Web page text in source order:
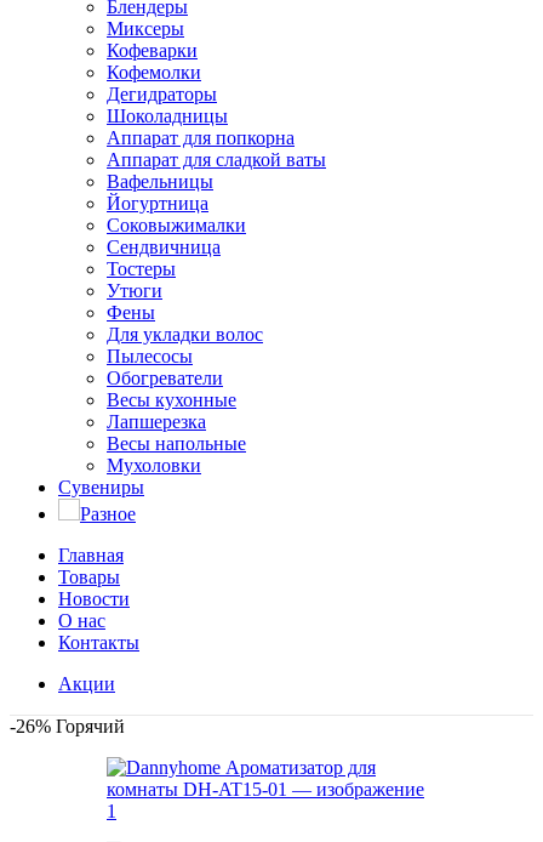
Блендеры
Миксеры
Кофеварки
Кофемолки
Дегидраторы
Шоколадницы
Аппарат для попкорна
Аппарат для сладкой ваты
Вафельницы
Йогуртница
Соковыжималки
Сендвичница
Тостеры
Утюги
Фены
Для укладки волос
Пылесосы
Обогреватели
Весы кухонные
Лапшерезка
Весы напольные
Мухоловки
Сувениры
Разное
Главная
Товары
Новости
О нас
Контакты
Акции
-26% Горячий